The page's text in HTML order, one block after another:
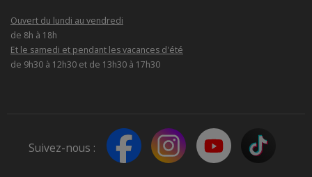
Ouvert du lundi au vendredi
de 8h à 18h
Et le samedi et pendant les vacances d'été
de 9h30 à 12h30 et de 13h30 à 17h30
Suivez-nous :